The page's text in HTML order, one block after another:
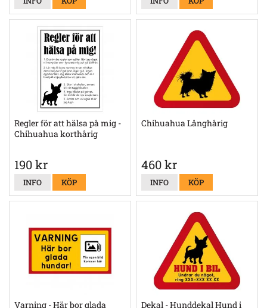
Regler för att hälsa på mig -
Chihuahua korthårig
190 kr
INFO KÖP
Chihuahua Långhårig
460 kr
INFO KÖP
Varning - Här bor glada Dekal - Hunddekal Hund i